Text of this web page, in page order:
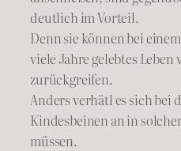
deutlich im Vorteil.
Denn sie können bei
viele Jahre gelebtes Leben
zurückgreifen.
Anders verhätl es sich bei
Kindesbeinen an in
müssen.